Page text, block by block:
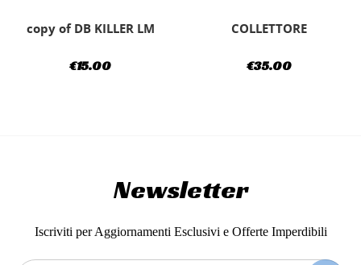
COLLETTORE
€35.00
PARACALORE COLLETTORE
€15.00
Newsletter
Iscriviti per Aggiornamenti Esclusivi e Offerte Imperdibili